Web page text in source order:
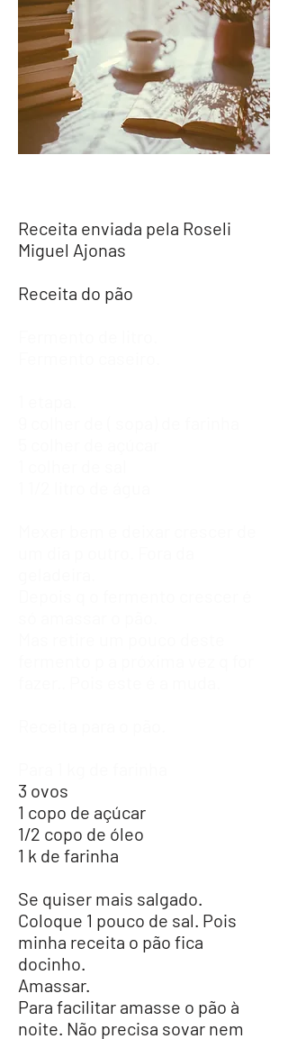
Receita enviada pela Roseli
Miguel Ajonas
Receita do pão
3 ovos
1 copo de açúcar
1/2 copo de óleo
1 k de farinha
Se quiser mais salgado.
Coloque 1 pouco de sal. Pois
minha receita o pão fica
docinho.
Amassar.
Para facilitar amasse o pão à
noite. Não precisa sovar nem